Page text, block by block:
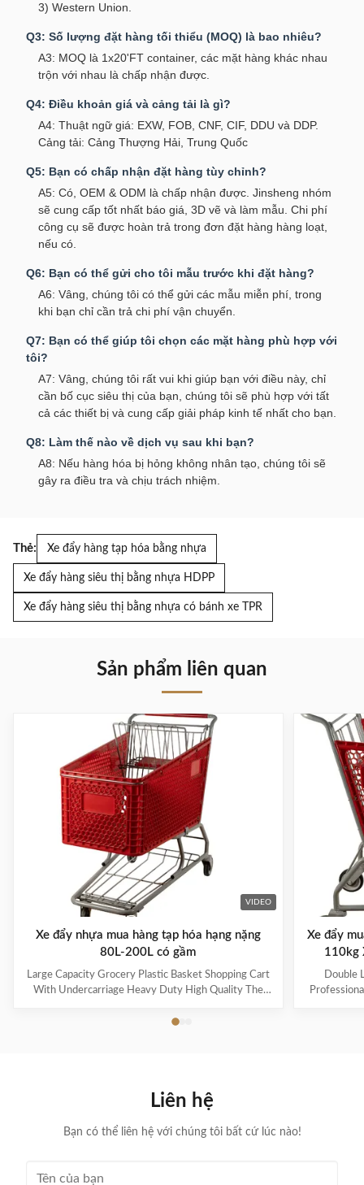
3) Western Union.
Q3: Số lượng đặt hàng tối thiểu (MOQ) là bao nhiêu?
A3: MOQ là 1x20'FT container, các mặt hàng khác nhau
trộn với nhau là chấp nhận được.
Q4: Điều khoản giá và cảng tải là gì?
A4: Thuật ngữ giá: EXW, FOB, CNF, CIF, DDU và DDP.
Cảng tải: Cảng Thượng Hải, Trung Quốc
Q5: Bạn có chấp nhận đặt hàng tùy chỉnh?
A5: Có, OEM & ODM là chấp nhận được. Jinsheng nhóm
sẽ cung cấp tốt nhất báo giá, 3D vẽ và làm mẫu. Chi phí
công cụ sẽ được hoàn trả trong đơn đặt hàng hàng loạt,
nếu có.
Q6: Bạn có thể gửi cho tôi mẫu trước khi đặt hàng?
A6: Vâng, chúng tôi có thể gửi các mẫu miễn phí, trong
khi bạn chỉ cần trả chi phí vận chuyển.
Q7: Bạn có thể giúp tôi chọn các mặt hàng phù hợp với
tôi?
A7: Vâng, chúng tôi rất vui khi giúp bạn với điều này, chỉ
cần bố cục siêu thị của bạn, chúng tôi sẽ phù hợp với tất
cả các thiết bị và cung cấp giải pháp kinh tế nhất cho bạn.
Q8: Làm thế nào về dịch vụ sau khi bạn?
A8: Nếu hàng hóa bị hỏng không nhân tạo, chúng tôi sẽ
gây ra điều tra và chịu trách nhiệm.
Thẻ: Xe đẩy hàng tạp hóa bằng nhựa
Xe đẩy hàng siêu thị bằng nhựa HDPP
Xe đẩy hàng siêu thị bằng nhựa có bánh xe TPR
Sản phẩm liên quan
VIDEO
Xe đẩy nhựa mua hàng tạp hóa hạng nặng
80L-200L có gầm
Large Capacity Grocery Plastic Basket Shopping Cart
With Undercarriage Heavy Duty High Quality The
and heavy-duty. The specifications can be customized
equipped with 4-inch PU heavy-duty wheels, and
Xe đẩy
110kg
Double
Liên hệ
Bạn có thể liên hệ với chúng tôi bất cứ lúc nào!